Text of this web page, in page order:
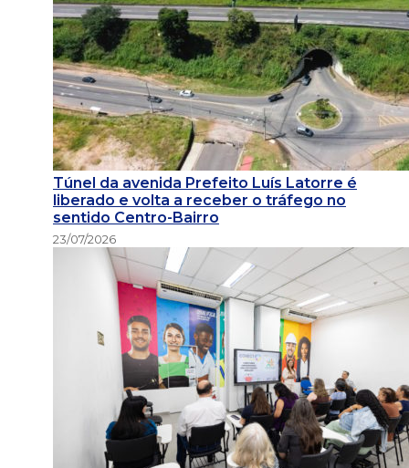
Túnel da avenida Prefeito Luís Latorre é
liberado e volta a receber o tráfego no
sentido Centro-Bairro
23/07/2026